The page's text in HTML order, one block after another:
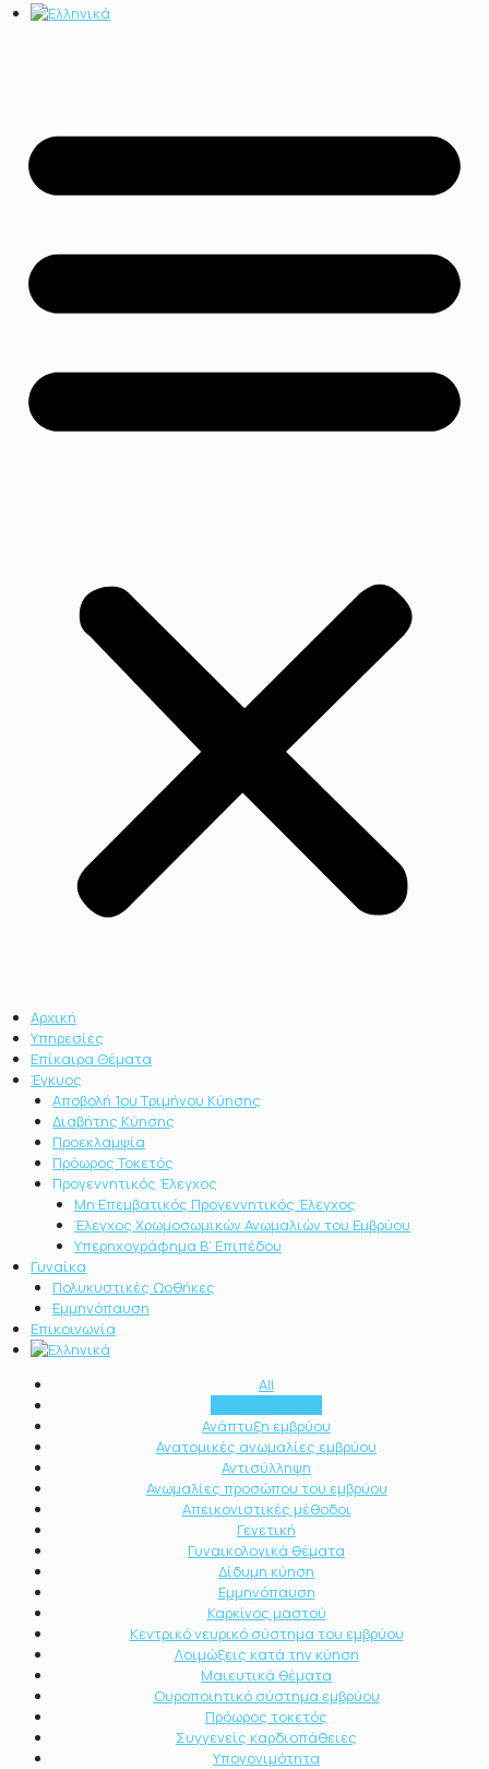
Αρχική
Υπηρεσίες
Επίκαιρα Θέματα
Έγκυος
Αποβολή 1ου Τριμήνου Κύησης
Διαβήτης Κύησης
Προεκλαμψία
Πρόωρος Τοκετός
Προγεννητικός Έλεγχος
Μη Επεμβατικός Προγεννητικός Έλεγχος
Έλεγχος Χρωμοσωμικών Ανωμαλιών του Εμβρύου
Υπερηχογράφημα Β’ Επιπέδου
Γυναίκα
Πολυκυστικές Ωοθήκες
Εμμηνόπαυση
Επικοινωνία
All
Ανάπτυξη εμβρύου
Ανατομικές ανωμαλίες εμβρύου
Αντισύλληψη
Ανωμαλίες προσώπου του εμβρύου
Απεικονιστικές μέθοδοι
Γενετική
Γυναικολογικά θέματα
Δίδυμη κύηση
Εμμηνόπαυση
Καρκίνος μαστού
Κεντρικό νευρικό σύστημα του εμβρύου
Λοιμώξεις κατά την κύηση
Μαιευτικά θέματα
Ουροποιητικό σύστημα εμβρύου
Πρόωρος τοκετός
Συγγενείς καρδιοπάθειες
Υπογονιμότητα